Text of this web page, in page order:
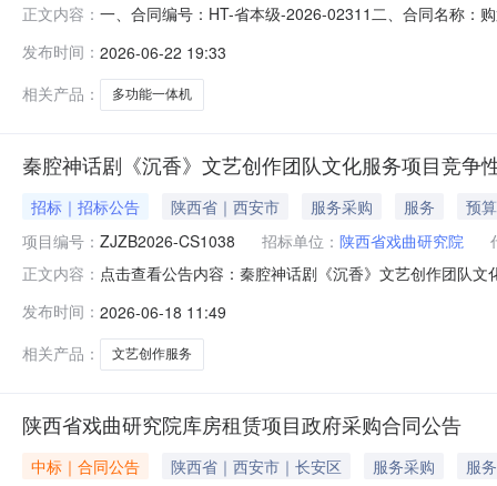
正文内容： 一、合同编号：HT-省本级-2026-02311二、合同名称：
路街道联系方式：15339187368六、合同主要信息主要
发布时间： 2026-06-22 19:33
相关产品：
多功能一体机
秦腔神话剧《沉香》文艺创作团队文化服务项目竞争
招标｜招标公告 陕西省｜西安市 服务采购 服务
预
项目编号： ZJZB2026-CS1038 招标单位： 陕西省戏曲研究院
正文内容： 点击查看公告内容：秦腔神话剧《沉香》文艺创作团队
发布时间： 2026-06-18 11:49
相关产品：
文艺创作服务
陕西省戏曲研究院库房租赁项目政府采购合同公告
中标｜合同公告 陕西省｜西安市｜长安区 服务采购
服务